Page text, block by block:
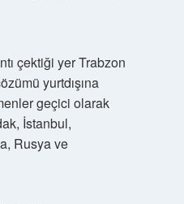
çektiği yer Trabzon
yurtdışına
geçici olarak
İstanbul,
Rusya ve